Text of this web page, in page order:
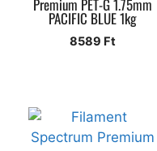
Premium PET-G 1.75mm
PACIFIC BLUE 1kg
8589 Ft